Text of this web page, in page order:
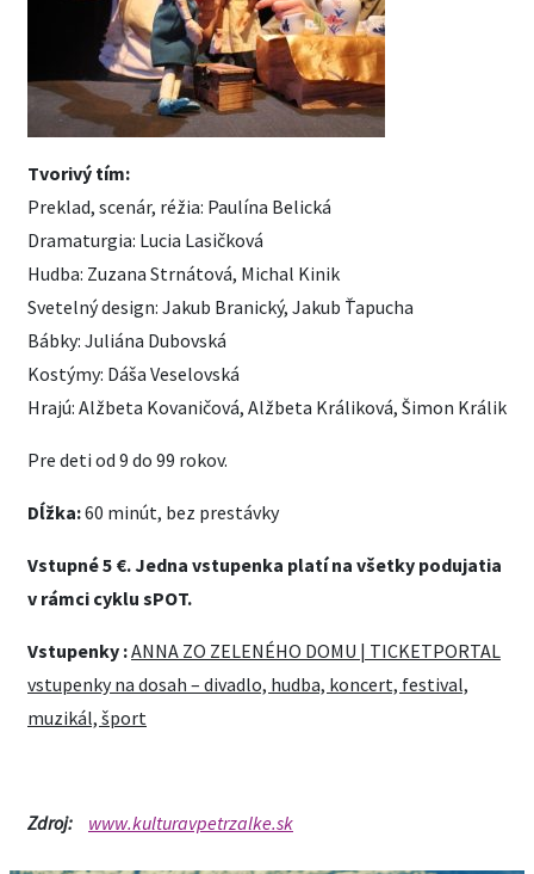
Tvorivý tím:
Preklad, scenár, réžia: Paulína Belická
Dramaturgia: Lucia Lasičková
Hudba: Zuzana Strnátová, Michal Kinik
Svetelný design: Jakub Branický, Jakub Ťapucha
Bábky: Juliána Dubovská
Kostýmy: Dáša Veselovská
Hrajú: Alžbeta Kovaničová, Alžbeta Králiková, Šimon Králik
Pre deti od 9 do 99 rokov.
Dĺžka:60 minút, bez prestávky
Vstupné 5 €. Jedna vstupenka platí na všetky podujatia
v rámci cyklu sPOT.
Vstupenky :ANNA ZO ZELENÉHO DOMU | TICKETPORTAL
vstupenky na dosah – divadlo, hudba, koncert, festival,
muzikál, šport
Zdroj: www.kulturavpetrzalke.sk